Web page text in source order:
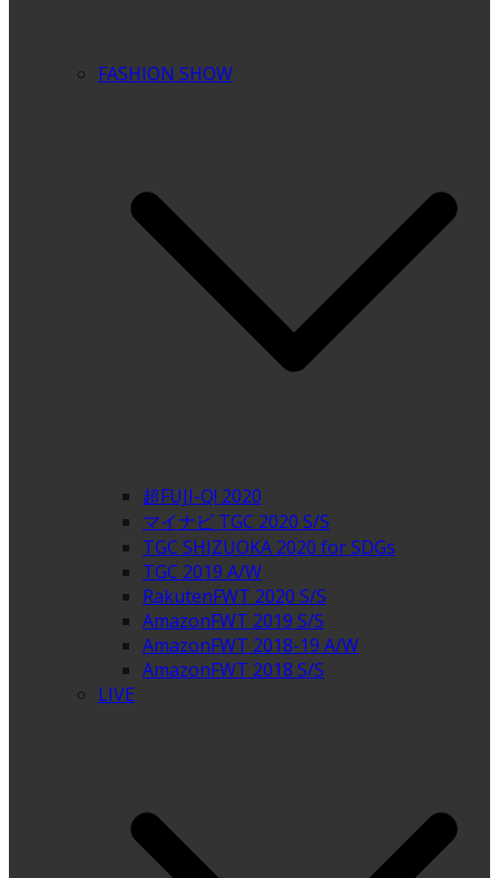
FASHION SHOW
超FUJI-Q! 2020
マイナビ TGC 2020 S/S
TGC SHIZUOKA 2020 for SDGs
TGC 2019 A/W
RakutenFWT 2020 S/S
AmazonFWT 2019 S/S
AmazonFWT 2018-19 A/W
AmazonFWT 2018 S/S
LIVE